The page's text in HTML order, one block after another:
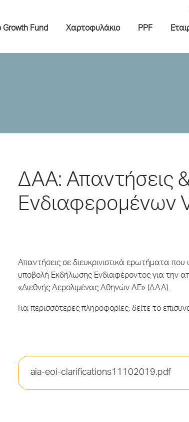
Growth Fund Χαρτοφυλάκιο PPF
ΔΑΑ: Απαντήσεις
Ενδιαφερομένων
Απαντήσεις σε διευκρινιστικά ερωτήματα
υποβολή Εκδήλωσης Ενδιαφέροντος για την
«Διεθνής Αερολιμένας Αθηνών ΑΕ» (ΔΑΑ).
Για περισσότερες πληροφορίες, δείτε το
aia-eoi-clarifications11102019.pdf